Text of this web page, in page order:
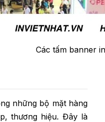
Các tấm banner
những bộ mặt hàng
thương hiệu. Đây là